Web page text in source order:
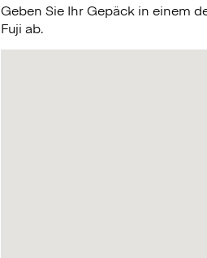
Geben Sie Ihr Gepäck in einem
Fuji ab.